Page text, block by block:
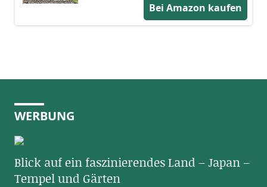
Bei Amazon kaufen
WERBUNG
Blick auf ein faszinierendes Land – Japan –
Tempel und Gärten